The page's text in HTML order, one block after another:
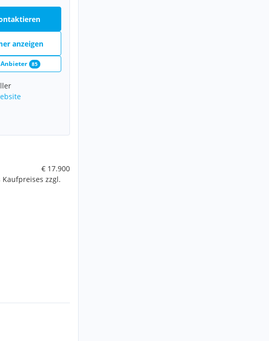
anzeigen
85
€ 17.900
Kaufpreises zzgl.